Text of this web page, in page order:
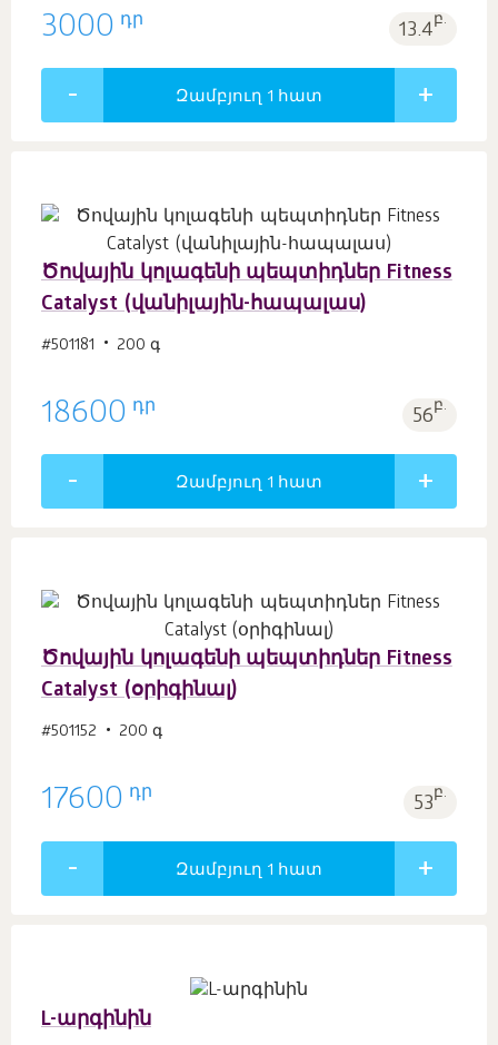
3000 դր 13.4բ.
Զամբյուղ 1 հատ
Ծովային կոլագենի պեպտիդներ Fitness
Catalyst (վանիլային-հապալաս)
#501181 200 գ
18600 դր 56բ.
Զամբյուղ 1 հատ
Ծովային կոլագենի պեպտիդներ Fitness
Catalyst (օրիգինալ)
#501152 200 գ
17600 դր 53բ.
Զամբյուղ 1 հատ
L-արգինին